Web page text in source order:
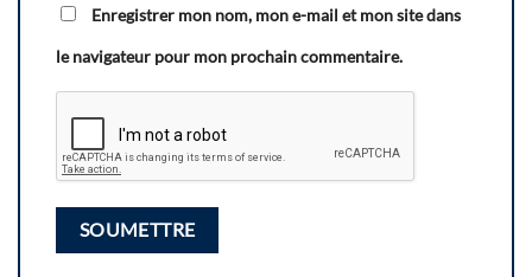
Enregistrer mon nom, mon e-mail et mon site dans
le navigateur pour mon prochain commentaire.